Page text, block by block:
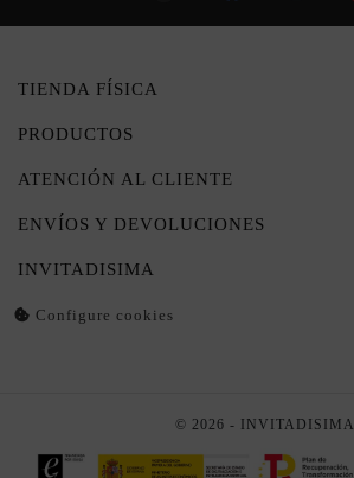
TIENDA FÍSICA
PRODUCTOS
ATENCIÓN AL CLIENTE
ENVÍOS Y DEVOLUCIONES
INVITADISIMA
Configure cookies
© 2026 - INVITADISIMA